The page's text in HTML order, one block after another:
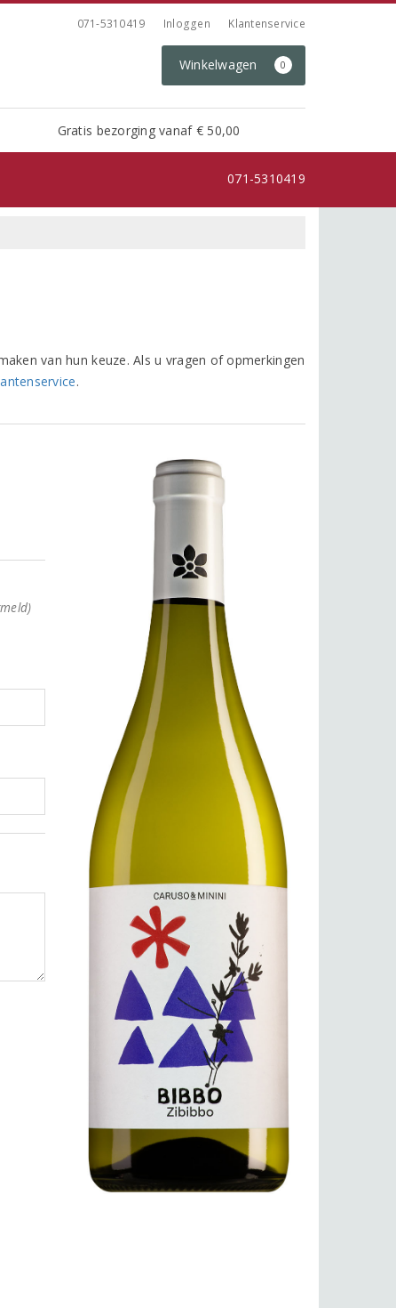
071-5310419 Inloggen Klantenservice
Winkelwagen 0
Gratis bezorging vanaf € 50,00
071-5310419
van hun keuze. Als u vragen of opmerkingen
.